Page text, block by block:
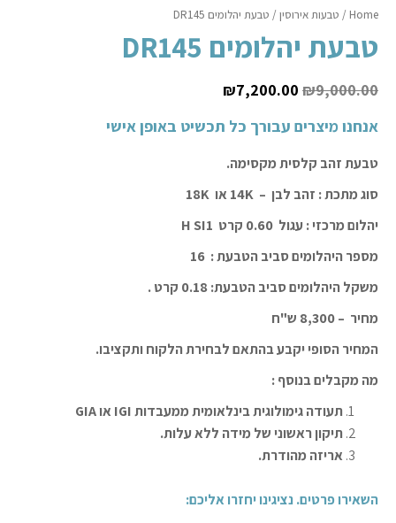
Home
/ טבעות אירוסין/ טבעת יהלומים DR145
טבעת יהלומים DR145
₪9,000.00
₪7,200.00
אנחנו מיצרים עבורך כל תכשיט באופן אישי
טבעת זהב קלסית מקסימה.
סוג מתכת : זהב לבן – 14K או 18K
יהלום מרכזי : עגול 0.60 קרט H SI1
מספר היהלומים סביב הטבעת : 16
משקל היהלומים סביב הטבעת: 0.18 קרט .
מחיר – 8,300 ש"ח
המחיר הסופי יקבע בהתאם לבחירת הלקוח ותקציבו.
מה מקבלים בנוסף :
תעודה גימולוגית בינלאומית ממעבדות IGI או GIA
תיקון ראשוני של מידה ללא עלות.
אריזה מהודרת.
השאירו פרטים. נציגינו יחזרו אליכם: